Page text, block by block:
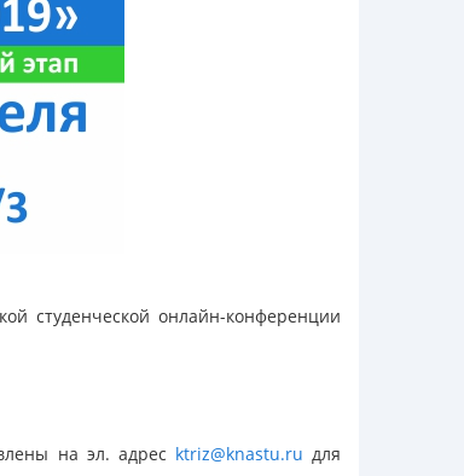
студенческой онлайн-конференции
на эл. адрес ktriz@knastu.ru для